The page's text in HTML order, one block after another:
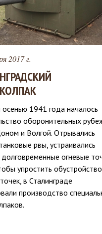
2017 г.
1941 года началось
оборонительных
и Волгой. Отрывались
рвы, устраивались
долговременные огневые
упростить обустройство
в Сталинграде
производство